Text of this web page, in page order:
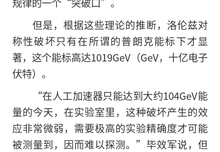
但是，根据这些理论的推断，洛伦兹对
称性破坏只有在所谓的普朗克能标下才显
著，这个能标高达1019GeV（GeV，十亿电子
伏特）。
“在人工加速器只能达到大约104GeV能
量的今天，在实验室里，这种破坏产生的效
应非常微弱，需要极高的实验精确度才可能
被测量到，因而难以探测。”毕效军说，但